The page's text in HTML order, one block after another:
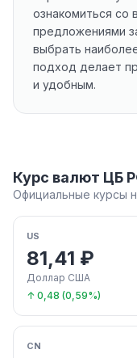
ознакомиться со
предложениями
выбрать
подход делает
и удобным.
Курс валют ЦБ
Официальные курсы
US
81,41 ₽
Доллар США
↑ 0,48 (0,59%)
CN